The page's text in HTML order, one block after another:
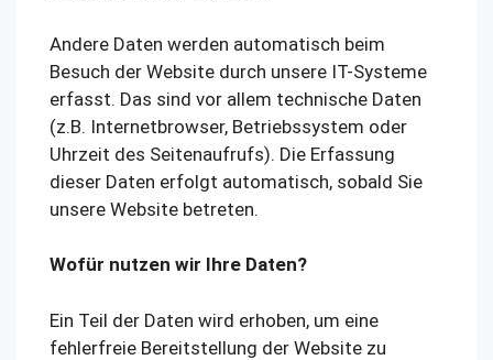
Andere Daten werden automatisch beim
Besuch der Website durch unsere IT-Systeme
erfasst. Das sind vor allem technische Daten
(z.B. Internetbrowser, Betriebssystem oder
Uhrzeit des Seitenaufrufs). Die Erfassung
dieser Daten erfolgt automatisch, sobald Sie
unsere Website betreten.
Wofür nutzen wir Ihre Daten?
Ein Teil der Daten wird erhoben, um eine
fehlerfreie Bereitstellung der Website zu